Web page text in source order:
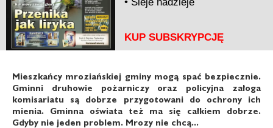
KUP SUBSKRYPCJĘ
Mieszkańcy mroziańskiej gminy mogą spać bezpiecznie.
Gminni druhowie pożarniczy oraz policyjna załoga
komisariatu są dobrze przygotowani do ochrony ich
mienia. Gminna oświata też ma się całkiem dobrze.
Gdyby nie jeden problem. Mrozy nie chcą...